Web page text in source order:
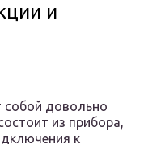
и
собой довольно
из прибора,
к